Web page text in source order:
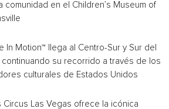
comunidad en el Children’s Museum of
In Motion™ llega al Centro-Sur y Sur del
continuando su recorrido a través de los
culturales de Estados Unidos
Circus Las Vegas ofrece la icónica